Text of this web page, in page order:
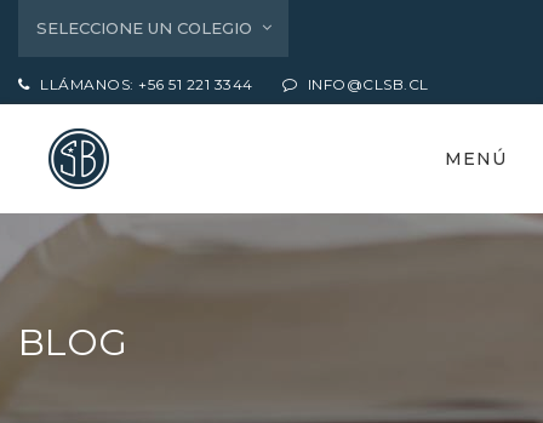
SELECCIONE UN COLEGIO
LLÁMANOS: +56 51 221 3344 INFO@CLSB.CL
MENÚ
BLOG